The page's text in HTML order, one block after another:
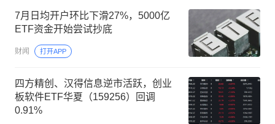
7月日均开户环比下滑27%，5000亿
ETF资金开始尝试抄底
财闻 打开APP
四方精创、汉得信息逆市活跃，创业
板软件ETF华夏（159256）回调
0.91%